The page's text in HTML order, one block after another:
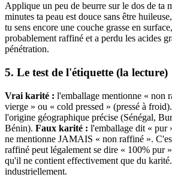
Applique un peu de beurre sur le dos de ta
minutes ta peau est douce sans être
tu sens encore une couche grasse en
probablement raffiné et a perdu les acides
pénétration.
5. Le test de l'étiquette (la lecture)
Vrai karité : l'emballage mentionne « non
vierge » ou « cold pressed » (pressé à
l'origine géographique précise (Sénégal,
Bénin). Faux karité : l'emballage dit « pur
ne mentionne JAMAIS « non raffiné ».
raffiné peut légalement se dire « 100% pur
qu'il ne contient effectivement que du
industriellement.